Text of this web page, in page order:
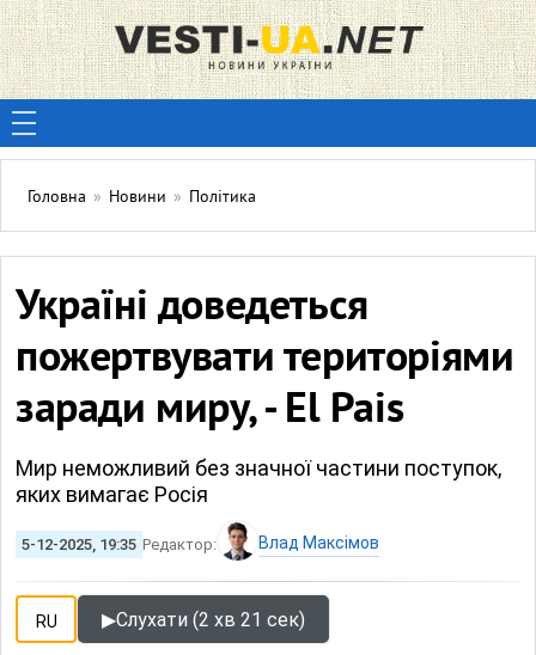
Головна » Новини » Політика
Україні доведеться
пожертвувати територіями
заради миру, - El Pais
Мир неможливий без значної частини поступок,
яких вимагає Росія
5-12-2025, 19:35 Редактор: Влад Максімов
RU ▶Слухати (2 хв 21 сек)